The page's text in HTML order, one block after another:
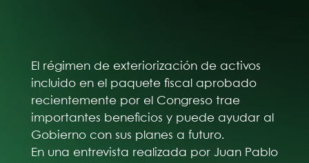
El régimen de exteriorización de activos
incluido en el paquete fiscal aprobado
recientemente por el Congreso trae
importantes beneficios y puede ayudar al
Gobierno con sus planes a futuro.
En una entrevista realizada por Juan Pablo